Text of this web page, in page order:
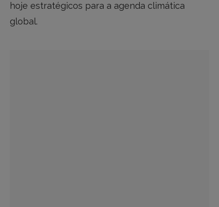
hoje estratégicos para a agenda climática
global.